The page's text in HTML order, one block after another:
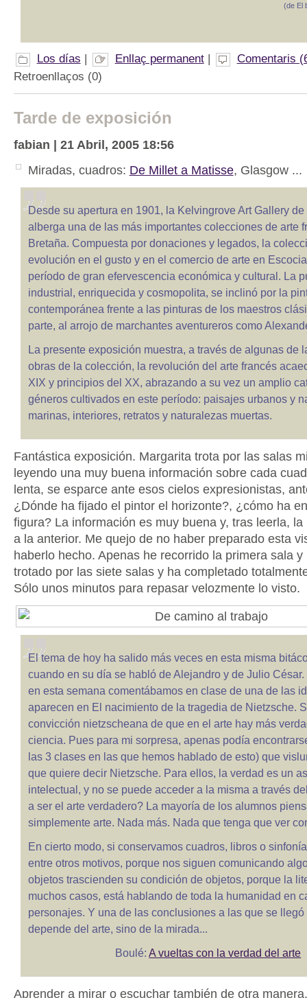
(de El
Los días Enllaç permanent|
Comentaris
Retroenllaços (0)
Tarde de exposición
fabian | 21 Abril, 2005 18:56
Miradas, cuadros: De Millet a Matisse, Glasgow ...
Desde su apertura en 1901, la Kelvingrove Art Gallery
alberga una de las más importantes colecciones de arte
Bretaña. Compuesta por donaciones y legados, la
evolución en el gusto y en el comercio de arte en
período de gran efervescencia económica y cultural. La
industrial, enriquecida y cosmopolita, se inclinó por la
contemporánea frente a las pinturas de los maestros
parte, al arrojo de marchantes aventureros como
La presente exposición muestra, a través de algunas de
obras de la colección, la revolución del arte francés
XIX y principios del XX, abrazando a su vez un amplio
géneros cultivados en este período: paisajes urbanos y
marinas, interiores, retratos y naturalezas muertas.
Fantástica exposición. Margarita trota por las salas
leyendo una muy buena información sobre cada
lenta, se esparce ante esos cielos expresionistas,
¿Dónde ha fijado el pintor el horizonte?, ¿cómo ha
figura? La información es muy buena y, tras leerla,
a la anterior. Me quejo de no haber preparado esta
haberlo hecho. Apenas he recorrido la primera sala
trotado por las siete salas y ha completado
Sólo unos minutos para repasar velozmente lo visto.
El tema de hoy ha salido más veces en esta misma
cuando en su día se habló de Alejandro y de Julio
en esta semana comentábamos en clase de una de las
aparecen en El nacimiento de la tragedia de Nietzsche.
convicción nietzscheana de que en el arte hay más
ciencia. Pues para mi sorpresa, apenas podía
las 3 clases en las que hemos hablado de esto) que
que quiere decir Nietzsche. Para ellos, la verdad es un
intelectual, y no se puede acceder a la misma a través
a ser el arte verdadero? La mayoría de los alumnos
simplemente arte. Nada más. Nada que tenga que ver
En cierto modo, si conservamos cuadros, libros o
entre otros motivos, porque nos siguen comunicando
objetos trascienden su condición de objetos, porque la
muchos casos, está hablando de toda la humanidad en
personajes. Y una de las conclusiones a las que se llegó
depende del arte, sino de la mirada...
Boulé:A vueltas con la verdad del arte
Aprender a mirar o escuchar también de otra